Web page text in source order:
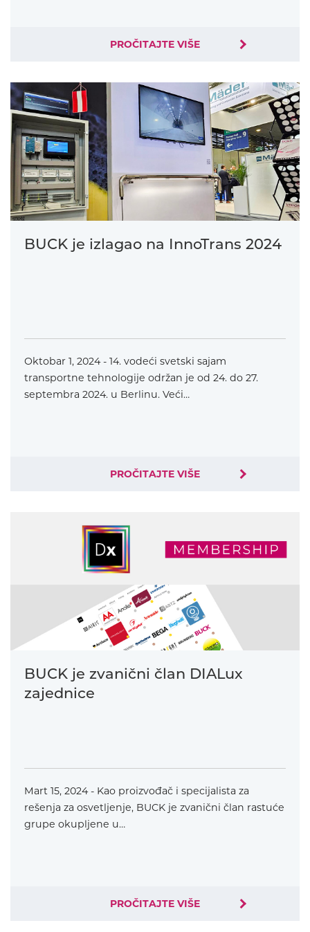
PROČITAJTE VIŠE
BUCK je izlagao na InnoTrans 2024
Oktobar 1, 2024 - 14. vodeći svetski sajam
transportne tehnologije održan je od 24. do 27.
septembra 2024. u Berlinu. Veći…
PROČITAJTE VIŠE
BUCK je zvanični član DIALux
zajednice
Mart 15, 2024 - Kao proizvođač i specijalista za
rešenja za osvetljenje, BUCK je zvanični član rastuće
grupe okupljene u…
PROČITAJTE VIŠE